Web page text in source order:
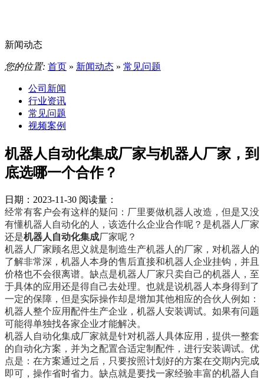
新闻动态
您的位置: 首页 » 新闻动态 » 常见问题
公司新闻
行业资讯
常见问题
视频案例
机器人自动化集成厂家与机器人厂家，到
底选哪一个合作？
日期：2023-11-30 阅读量：
经常有客户会有这样的疑问：厂里要做机器人改造，但是又没
有懂机器人自动化的人，该选什么企业合作呢？是机器人厂家
还是机器人自动化集成厂家呢？
机器人厂家顾名思义就是制造生产机器人的厂家，对机器人的
了解非常深，机器人本身的售后直接和机器人企业挂钩，并且
价格也不会很离谱。缺点是机器人厂家只卖自己的机器人，至
于具体的应用还是得自己去处理。也就是说机器人本身得到了
一定的保障，但是实际操作却是增加其他相应的合伙人例如：
机器人整个应用配件生产企业，机器人安装调试。如果有问题
可能得单独找各家企业才能解决。
机器人自动化集成厂家就是针对机器人具体应用，提供一整套
的自动化方案，并为之配置合适定制配件，进行安装调试。优
点是：在方案通过之后，只要按照计划好的方案在交期内完成
即可，操作省时省力。缺点就是要找一家经验丰富的机器人自